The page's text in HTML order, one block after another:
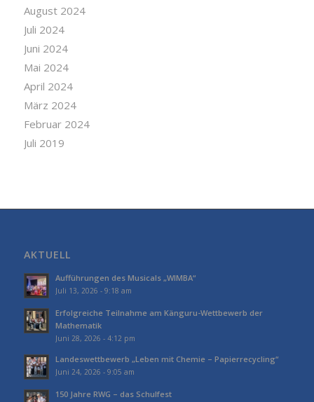
August 2024
Juli 2024
Juni 2024
Mai 2024
April 2024
März 2024
Februar 2024
Juli 2019
AKTUELL
Aufführungen des Musicals „WIMBA“
Juli 13, 2026 - 9:18 am
Erfolgreiche Teilnahme am Känguru-Wettbewerb der
Mathematik
Juni 28, 2026 - 4:12 pm
Landeswettbewerb „Leben mit Chemie – Papierrecycling“
Juni 24, 2026 - 9:05 am
150 Jahre RWG – das Schulfest